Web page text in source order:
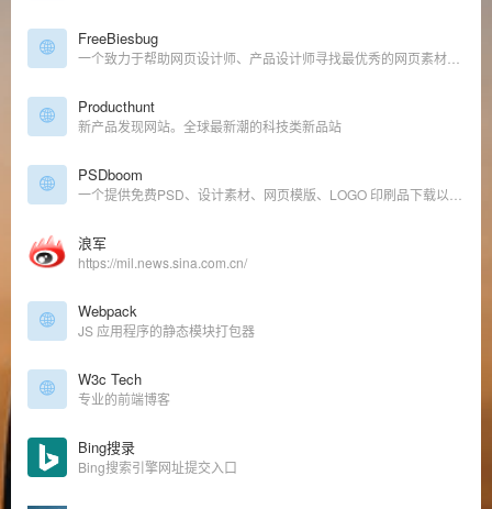
FreeBiesbug
Producthunt
新产品发现网站。全球最新潮的科技类新品站
PSDboom
浪军
https://mil.news.sina.com.cn/
Webpack
JS 应用程序的静态模块打包器
W3c Tech
专业的前端博客
Bing搜录
Bing搜索引擎网址提交入口